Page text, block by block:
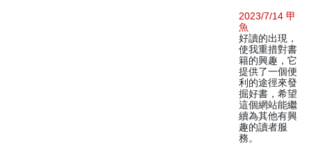
2023/7/14 甲
魚
好讀的出現，
使我重措對書
籍的興趣，它
提供了一個便
利的途徑來發
掘好書，希望
這個網站能繼
續為其他有興
趣的讀者服
務。